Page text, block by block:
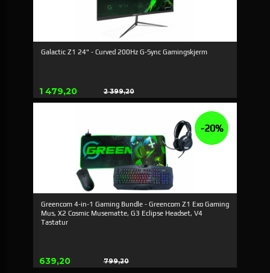
Galactic Z1 24" - Curved 200Hz G-Sync Gamingskjerm
Erbjudande
1 479,20 2 399,20
Rabatt
Greencom 4-in-1 Gaming Bundle - Greencom Z1 Exo Gaming
Mus, X2 Cosmic Musematte, G3 Eclipse Headset, V4
Tastatur
Erbjudande
639,20 799,20
Rabatt
-20%